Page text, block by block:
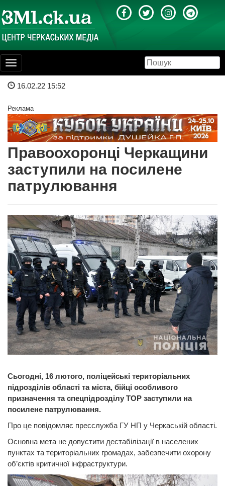
Toggle
navigation
16.02.22 15:52
Реклама
Правоохоронці Черкащини
заступили на посилене
патрулювання
Сьогодні, 16 лютого, поліцейські територіальних
підрозділів області та міста, бійці особливого
призначення та спецпідрозділу ТОР заступили на
посилене патрулювання.
Про це повідомляє пресслужба ГУ НП у Черкаській області.
Основна мета не допустити дестабілізації в населених
пунктах та територіальних громадах, забезпечити охорону
об’єктів критичної інфраструктури.